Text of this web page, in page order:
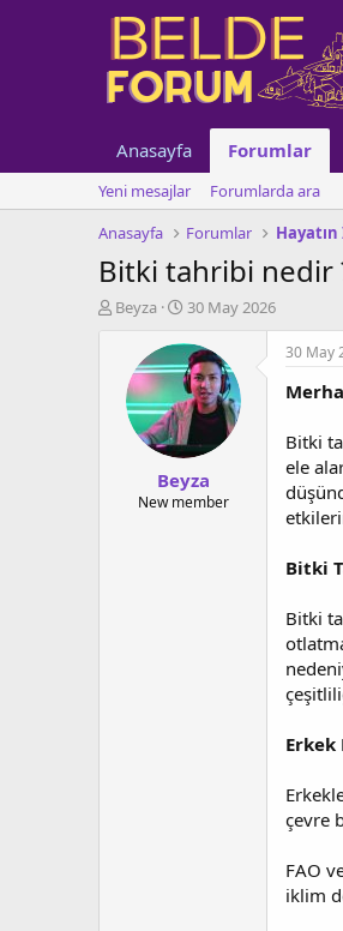
Anasayfa Forumlar
Yeni mesajlar
Forumlarda ara
Anasayfa
Forumlar
Bitki tahribi nedir
K
Beyza
B
ş
l
a
n
g
ı
ç
t
30 May 2026
Beyza
New member
30 May
Bitki
ele
Bitki
Bitki
Erkek
çevre
FAO
iklim